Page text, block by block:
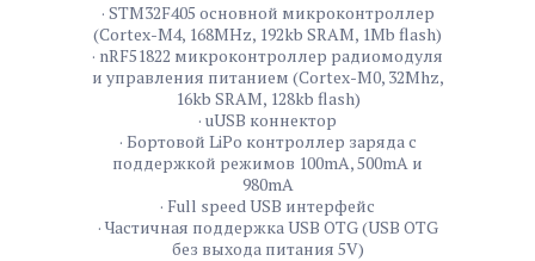
· STM32F405 основной микроконтроллер
(Cortex-M4, 168MHz, 192kb SRAM, 1Mb flash)
· nRF51822 микроконтроллер радиомодуля
и управления питанием (Cortex-M0, 32Mhz,
16kb SRAM, 128kb flash)
· uUSB коннектор
· Бортовой LiPo контроллер заряда с
поддержкой режимов 100mA, 500mA и
980mA
· Full speed USB интерфейс
· Частичная поддержка USB OTG (USB OTG
без выхода питания 5V)